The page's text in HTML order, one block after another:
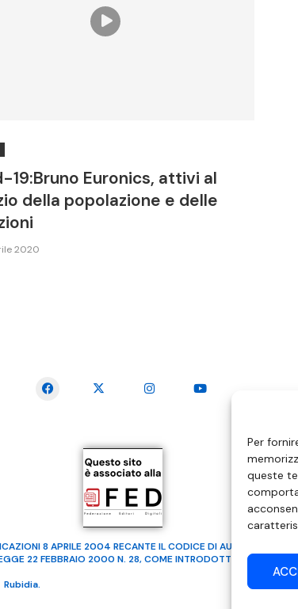
Per
queste
19:Bruno Euronics, attivi al
della popolazione e delle
2020
8 APRILE 2004 RECANTE IL CODICE DI
22 FEBBRAIO 2000 N. 28, COME INTRODOTTO DALLA
Rubidia. Tutti i diritti riservati | RVM Srl – SS 115 Km 339,500 –